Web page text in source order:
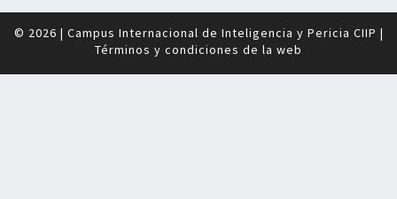
© 2026 | Campus Internacional de Inteligencia y Pericia CIIP |
Términos y condiciones de la web